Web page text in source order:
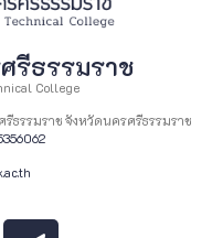
รีธรรมราช
College
ธรรมราช จังหวัดนครศรีธรรมราช